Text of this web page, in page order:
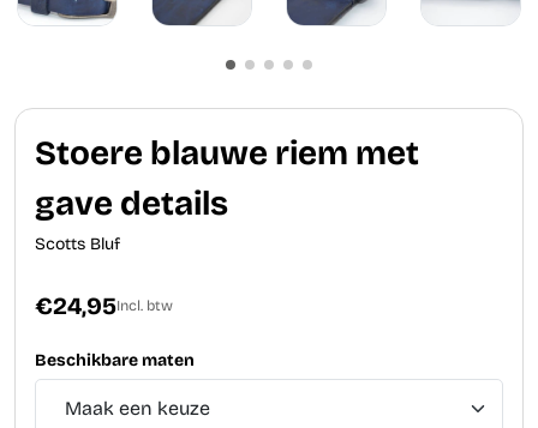
Stoere blauwe riem met
gave details
Scotts Bluf
€24,95Incl. btw
Beschikbare maten